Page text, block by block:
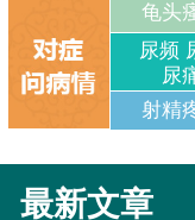
龟头
尿频
尿
射精
最新文章